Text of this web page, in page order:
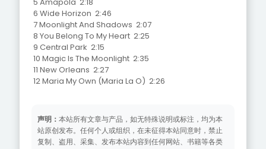
6 Wide Horizon 2:46
7 Moonlight And Shadows 2:07
8 You Belong To My Heart 2:25
9 Central Park 2:15
10 Magic Is The Moonlight 2:35
11 New Orleans 2:27
12 Maria My Own (Maria La O) 2:26
声明： 本站所有文章与产品，如无特殊说明或标注，均为本
站原创发布。任何个人或组织，在未征得本站同意时，禁止
复制、盗用、采集、发布本站内容到任何网站、书籍等各类